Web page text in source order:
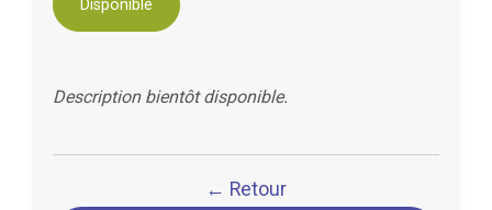
Disponible
Description bientôt disponible.
← Retour